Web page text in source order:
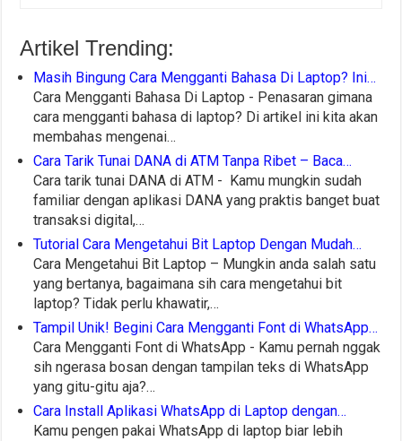
Artikel Trending:
Masih Bingung Cara Mengganti Bahasa Di Laptop? Ini…
Cara Mengganti Bahasa Di Laptop - Penasaran gimana
cara mengganti bahasa di laptop? Di artikel ini kita akan
membahas mengenai…
Cara Tarik Tunai DANA di ATM Tanpa Ribet – Baca…
Cara tarik tunai DANA di ATM - Kamu mungkin sudah
familiar dengan aplikasi DANA yang praktis banget buat
transaksi digital,…
Tutorial Cara Mengetahui Bit Laptop Dengan Mudah…
Cara Mengetahui Bit Laptop – Mungkin anda salah satu
yang bertanya, bagaimana sih cara mengetahui bit
laptop? Tidak perlu khawatir,…
Tampil Unik! Begini Cara Mengganti Font di WhatsApp…
Cara Mengganti Font di WhatsApp - Kamu pernah nggak
sih ngerasa bosan dengan tampilan teks di WhatsApp
yang gitu-gitu aja?…
Cara Install Aplikasi WhatsApp di Laptop dengan…
Kamu pengen pakai WhatsApp di laptop biar lebih